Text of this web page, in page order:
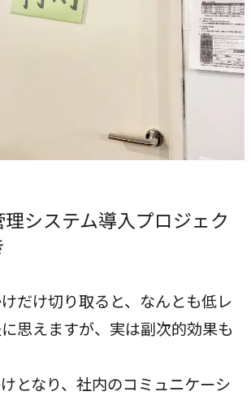
システム導入プロジェク
だけ切り取ると、なんとも低レ
思えますが、実は副次的効果も
となり、社内のコミュニケーシ